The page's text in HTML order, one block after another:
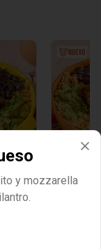
Pibil
y mozzarella